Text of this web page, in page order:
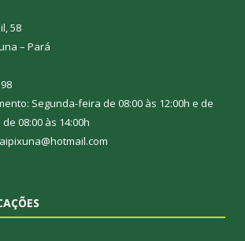
58
– Pará
Segunda-feira de 08:00 às 12:00h e de
08:00 às 14:00h